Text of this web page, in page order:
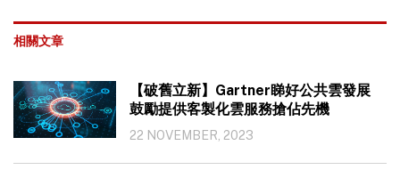
相關文章
【破舊立新】Gartner睇好公共雲發展
鼓勵提供客製化雲服務搶佔先機
22 NOVEMBER, 2023